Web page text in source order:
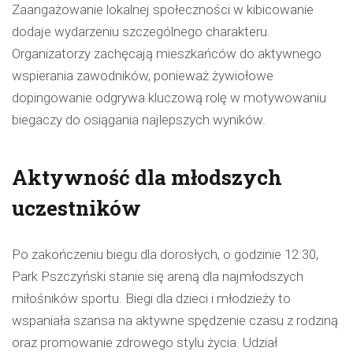
Zaangażowanie lokalnej społeczności w kibicowanie
dodaje wydarzeniu szczególnego charakteru.
Organizatorzy zachęcają mieszkańców do aktywnego
wspierania zawodników, ponieważ żywiołowe
dopingowanie odgrywa kluczową rolę w motywowaniu
biegaczy do osiągania najlepszych wyników.
Aktywność dla młodszych
uczestników
Po zakończeniu biegu dla dorosłych, o godzinie 12:30,
Park Pszczyński stanie się areną dla najmłodszych
miłośników sportu. Biegi dla dzieci i młodzieży to
wspaniała szansa na aktywne spędzenie czasu z rodziną
oraz promowanie zdrowego stylu życia. Udział